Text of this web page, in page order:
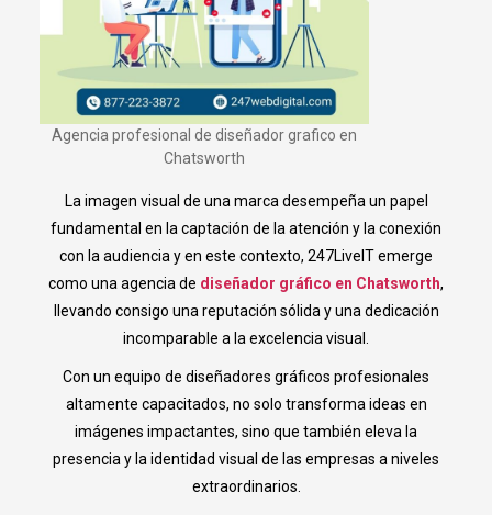
Agencia profesional de diseñador grafico en
Chatsworth
La imagen visual de una marca desempeña un papel
fundamental en la captación de la atención y la conexión
con la audiencia y en este contexto, 247LiveIT emerge
como una agencia de diseñador gráfico en Chatsworth,
llevando consigo una reputación sólida y una dedicación
incomparable a la excelencia visual.
Con un equipo de diseñadores gráficos profesionales
altamente capacitados, no solo transforma ideas en
imágenes impactantes, sino que también eleva la
presencia y la identidad visual de las empresas a niveles
extraordinarios.